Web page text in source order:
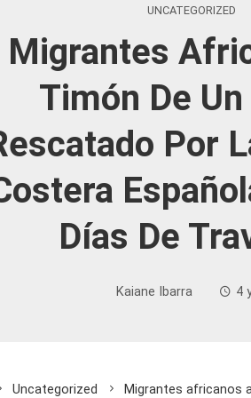
UNCATEGORIZED
Migrantes
Timón De
Por
Días De
Kaiane Ibarra 4
Uncategorized Migrantes africanos